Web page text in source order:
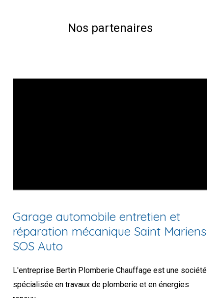
Nos partenaires
Garage automobile entretien et
réparation mécanique Saint Mariens
SOS Auto
L'entreprise Bertin Plomberie Chauffage est une société
spécialisée en travaux de plomberie et en énergies